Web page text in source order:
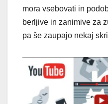
mora vsebovati in
berljive in zanimive za
pa še zaupajo nekaj